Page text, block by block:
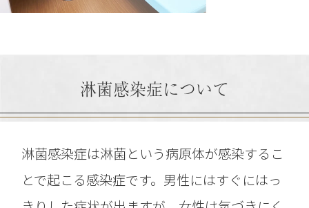
淋菌感染症について
淋菌感染症は淋菌という病原体が感染するこ
とで起こる感染症です。男性にはすぐにはっ